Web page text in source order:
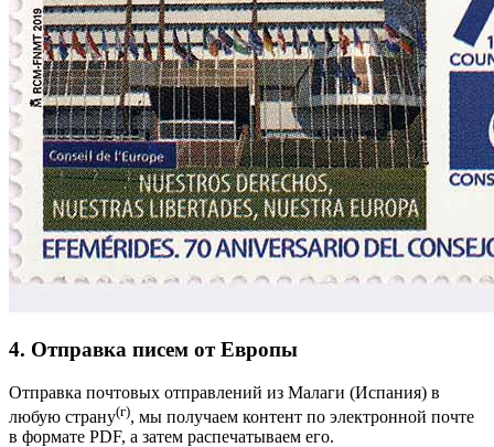
4. Отправка писем от Европы
Отправка почтовых отправлений из Малаги (Испания) в
любую страну(г), мы получаем контент по электронной почте
в формате PDF, а затем распечатываем его.